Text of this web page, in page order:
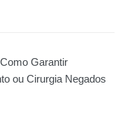
Garantir
ou Cirurgia Negados